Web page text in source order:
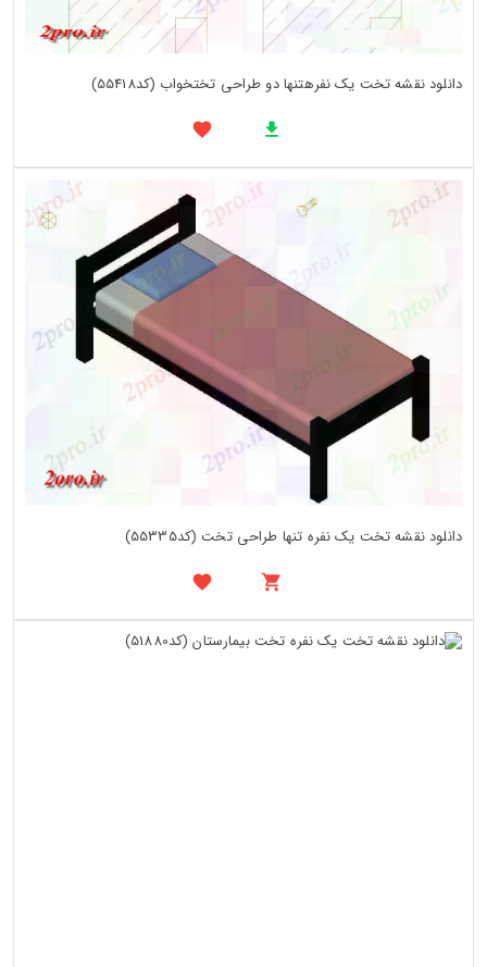
دانلود نقشه تخت یک نفرهتنها دو طراحی تختخواب (کد55418)
دانلود نقشه تخت یک نفره تنها طراحی تخت (کد55335)